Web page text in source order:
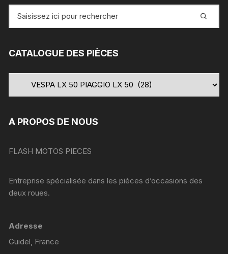
pour
CATALOGUE DES PIÈCES
A PROPOS DE NOUS
FLASH MOTOS PIECES
Entreprise spécialisée dans les pièces d’occasions des
deux roues.
Adresse
Guidel, France